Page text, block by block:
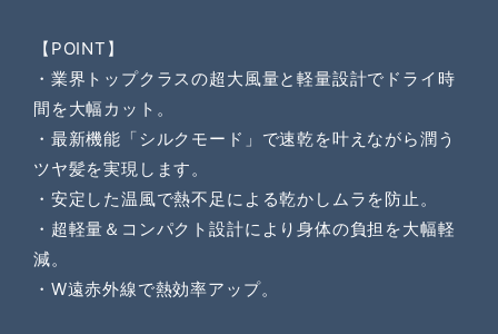
【POINT】
・業界トップクラスの超大風量と軽量設計でドライ時
間を大幅カット。
・最新機能「シルクモード」で速乾を叶えながら潤う
ツヤ髪を実現します。
・安定した温風で熱不足による乾かしムラを防止。
・超軽量＆コンパクト設計により身体の負担を大幅軽
減。
・W遠赤外線で熱効率アップ。